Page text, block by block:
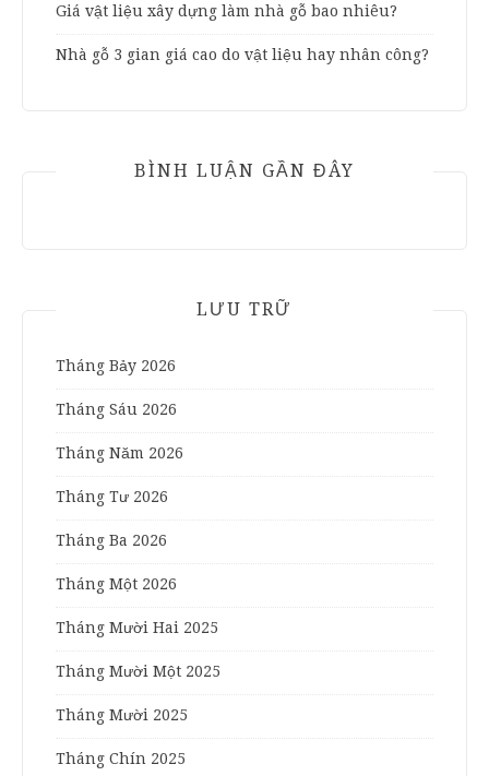
Giá vật liệu xây dựng làm nhà gỗ bao nhiêu?
Nhà gỗ 3 gian giá cao do vật liệu hay nhân công?
BÌNH LUẬN GẦN ĐÂY
LƯU TRỮ
Tháng Bảy 2026
Tháng Sáu 2026
Tháng Năm 2026
Tháng Tư 2026
Tháng Ba 2026
Tháng Một 2026
Tháng Mười Hai 2025
Tháng Mười Một 2025
Tháng Mười 2025
Tháng Chín 2025